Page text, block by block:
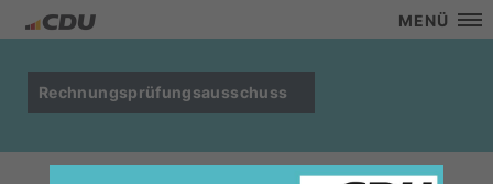
MENÜ
Rechnungsprüfungsausschuss